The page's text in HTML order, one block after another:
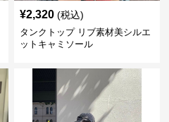
¥2,320 (税込)
タンクトップ リブ素材美シルエ
ットキャミソール